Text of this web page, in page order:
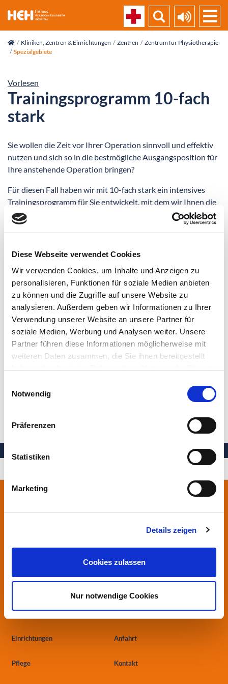
Diese Webseite verwendet Cookies
Wir verwenden Cookies, um Inhalte und Anzeigen zu
personalisieren, Funktionen für soziale Medien anbieten
zu können und die Zugriffe auf unsere Website zu
analysieren. Außerdem geben wir Informationen zu Ihrer
Verwendung unserer Website an unsere Partner für
soziale Medien, Werbung und Analysen weiter. Unsere
Partner führen diese Informationen möglicherweise mit
weiteren Daten zusammen, die Sie ihnen bereitgestellt
haben oder die sie im Rahmen Ihrer Nutzung der Dienste
Notwendig
Präferenzen
Statistiken
Marketing
Details zeigen
Cookies zulassen
Nur notwendige Cookies
Kliniken, Zentren & Einrichtungen Zentren
Zentrum für Physiotherapie
Spezialgebiete
Vorlesen
Trainingsprogramm 10-fach
stark
Sie wollen die Zeit vor Ihrer Operation sinnvoll und effektiv
nutzen und sich so in die bestmögliche Ausgangsposition für
Ihre anstehende Operation bringen?
Für diesen Fall haben wir mit 10-fach stark ein intensives
Trainingsprogramm für Sie entwickelt, mit dem wir Ihnen die
Möglichkeit geben, Ihre Mobilität, Ihre Kraft, Ihre
Beweglichkeit und Ihre Koordination zu verbessern. Dies
sondern trägt wesentlich zu einer raschen Genesung und
langfristig Ihre Lebensqualität.
Die medizinische Trainingstherapie ist eine ausgesprochene
effektive Methode, Ihre Muskulatur zu kräftigen, Ihre
Ausdauer zu verbessern und Ihre Koordination zu schulen.
Im Rahmen von 10-fach stark bringt Sie ein individuell auf Sie
abgestimmter Trainingsplan in zehn Trainingseinheiten à 60
Minuten unter therapeutischer Anleitung in eine optimale
Ausgangsposition für Ihre bevorstehende Operation.
Spezialgebiete
Ihre Gesundheit in besten Händen
Leipziger Straße 24
Zentren Ärzte & Einweiser
Einrichtungen Anfahrt
Pflege Kontakt